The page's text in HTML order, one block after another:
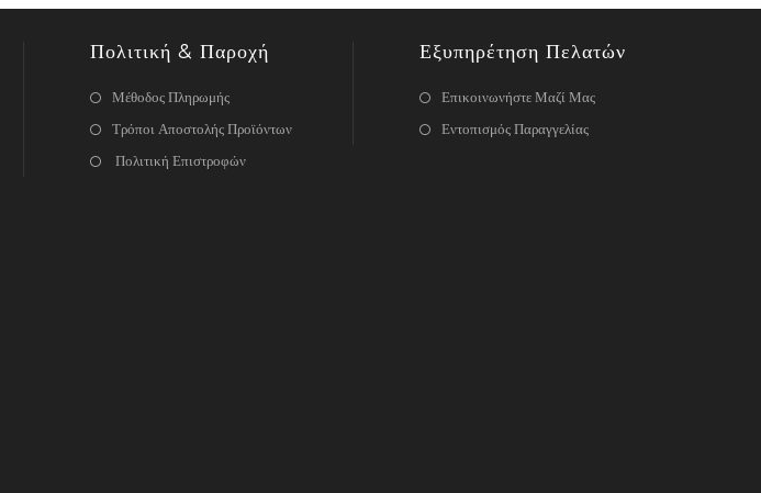
Πολιτική & Παροχή
Μέθοδος Πληρωμής
Τρόποι Αποστολής Προϊόντων
Πολιτική Επιστροφών
Εξυπηρέτηση Πελατών
Επικοινωνήστε Μαζί Μας
Εντοπισμός Παραγγελίας